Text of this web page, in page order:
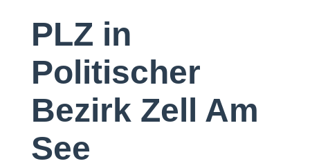
PLZ in
Politischer
Bezirk Zell Am
See